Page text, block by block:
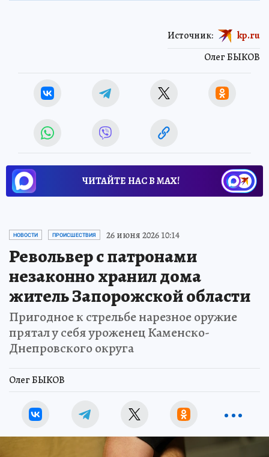
Олег БЫКОВ
Источник: kp.ru
ЧИТАЙТЕ НАС В МАХ!
НОВОСТИ ПРОИСШЕСТВИЯ 26 июня 2026 10:14
Револьвер с патронами
незаконно хранил дома
житель Запорожской области
Пригодное к стрельбе нарезное оружие
прятал у себя уроженец Каменско-
Днепровского округа
Олег БЫКОВ